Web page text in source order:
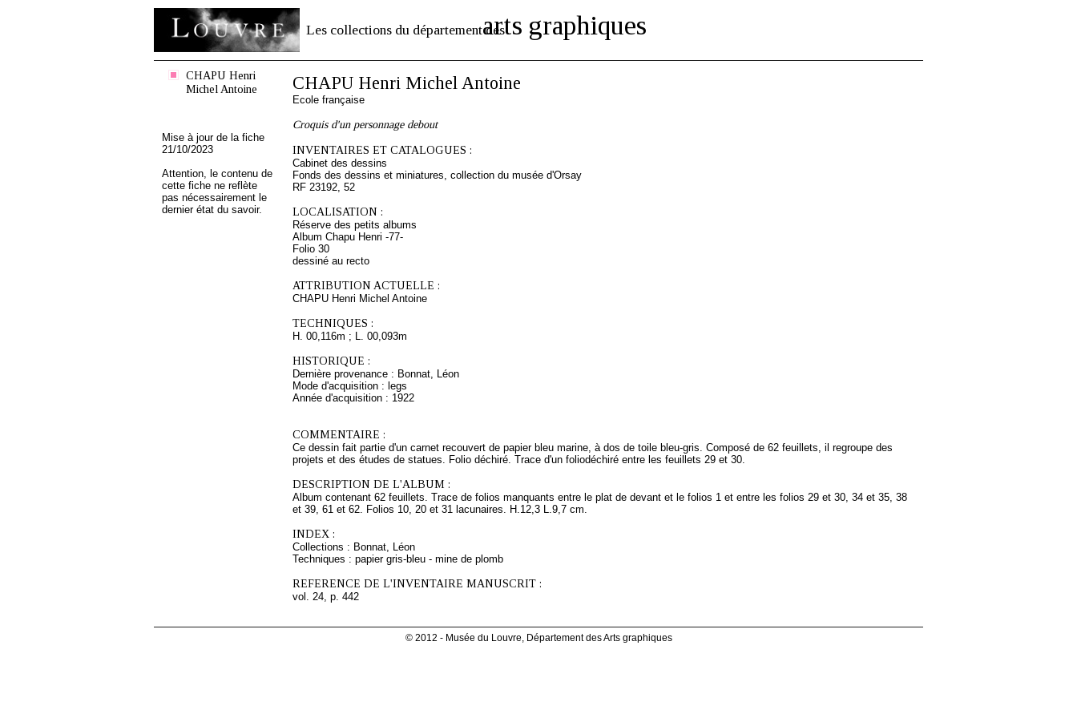
Les collections du département desarts graphiques
CHAPU Henri
Michel Antoine
Mise à jour de la fiche
21/10/2023
Attention, le contenu de
cette fiche ne reflète
pas nécessairement le
dernier état du savoir.
CHAPU Henri Michel Antoine
Ecole française
Croquis d'un personnage debout
INVENTAIRES ET CATALOGUES :
Cabinet des dessins
Fonds des dessins et miniatures, collection du musée d'Orsay
RF 23192, 52
LOCALISATION :
Réserve des petits albums
Album Chapu Henri -77-
Folio 30
dessiné au recto
ATTRIBUTION ACTUELLE :
CHAPU Henri Michel Antoine
TECHNIQUES :
H. 00,116m ; L. 00,093m
HISTORIQUE :
Dernière provenance : Bonnat, Léon
Mode d'acquisition : legs
Année d'acquisition : 1922
COMMENTAIRE :
Ce dessin fait partie d'un carnet recouvert de papier bleu marine, à dos de toile bleu-gris. Composé de 62 feuillets, il regroupe des
projets et des études de statues. Folio déchiré. Trace d'un foliodéchiré entre les feuillets 29 et 30.
DESCRIPTION DE L'ALBUM :
Album contenant 62 feuillets. Trace de folios manquants entre le plat de devant et le folios 1 et entre les folios 29 et 30, 34 et 35, 38
et 39, 61 et 62. Folios 10, 20 et 31 lacunaires. H.12,3 L.9,7 cm.
INDEX :
Collections : Bonnat, Léon
Techniques : papier gris-bleu - mine de plomb
REFERENCE DE L'INVENTAIRE MANUSCRIT :
vol. 24, p. 442
© 2012 - Musée du Louvre, Département des Arts graphiques